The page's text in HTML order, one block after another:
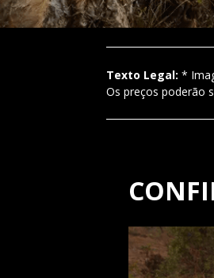
Texto Legal:*
Os preços poderão